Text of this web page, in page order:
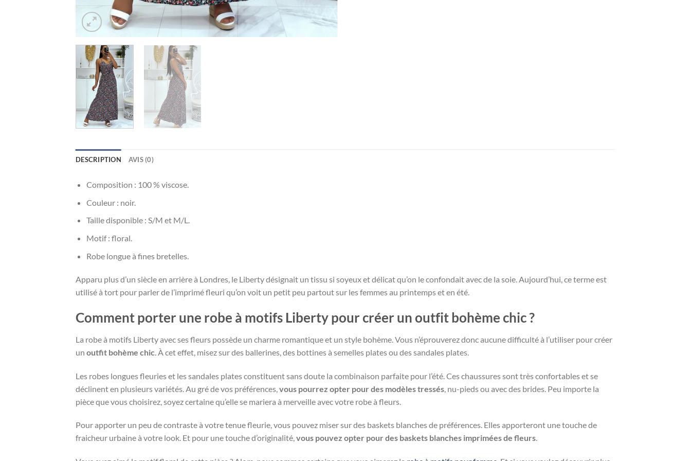
DESCRIPTION AVIS (0)
Composition : 100 % viscose.
Couleur : noir.
Taille disponible : S/M et M/L.
Motif : floral.
Robe longue à fines bretelles.
Apparu plus d’un siècle en arrière à Londres, le Liberty désignait un tissu si soyeux et délicat qu’on le confondait avec de la soie. Aujourd’hui, ce terme est
utilisé à tort pour parler de l’imprimé fleuri qu’on voit un petit peu partout sur les femmes au printemps et en été.
Comment porter une robe à motifs Liberty pour créer un outfit bohème chic ?
La robe à motifs Liberty avec ses fleurs possède un charme romantique et un style bohème. Vous n’éprouverez donc aucune difficulté à l’utiliser pour créer
un outfit bohème chic. À cet effet, misez sur des ballerines, des bottines à semelles plates ou des sandales plates.
Les robes longues fleuries et les sandales plates constituent sans doute la combinaison parfaite pour l’été. Ces chaussures sont très confortables et se
déclinent en plusieurs variétés. Au gré de vos préférences, vous pourrez opter pour des modèles tressés , nu-pieds ou avec des brides. Peu importe la
pièce que vous choisirez, soyez certaine qu’elle se mariera à merveille avec votre robe à fleurs.
Pour apporter un peu de contraste à votre tenue fleurie, vous pouvez miser sur des baskets blanches de préférences. Elles apporteront une touche de
fraicheur urbaine à votre look. Et pour une touche d’originalité,vous pouvez opter pour des baskets blanches imprimées de fleurs.